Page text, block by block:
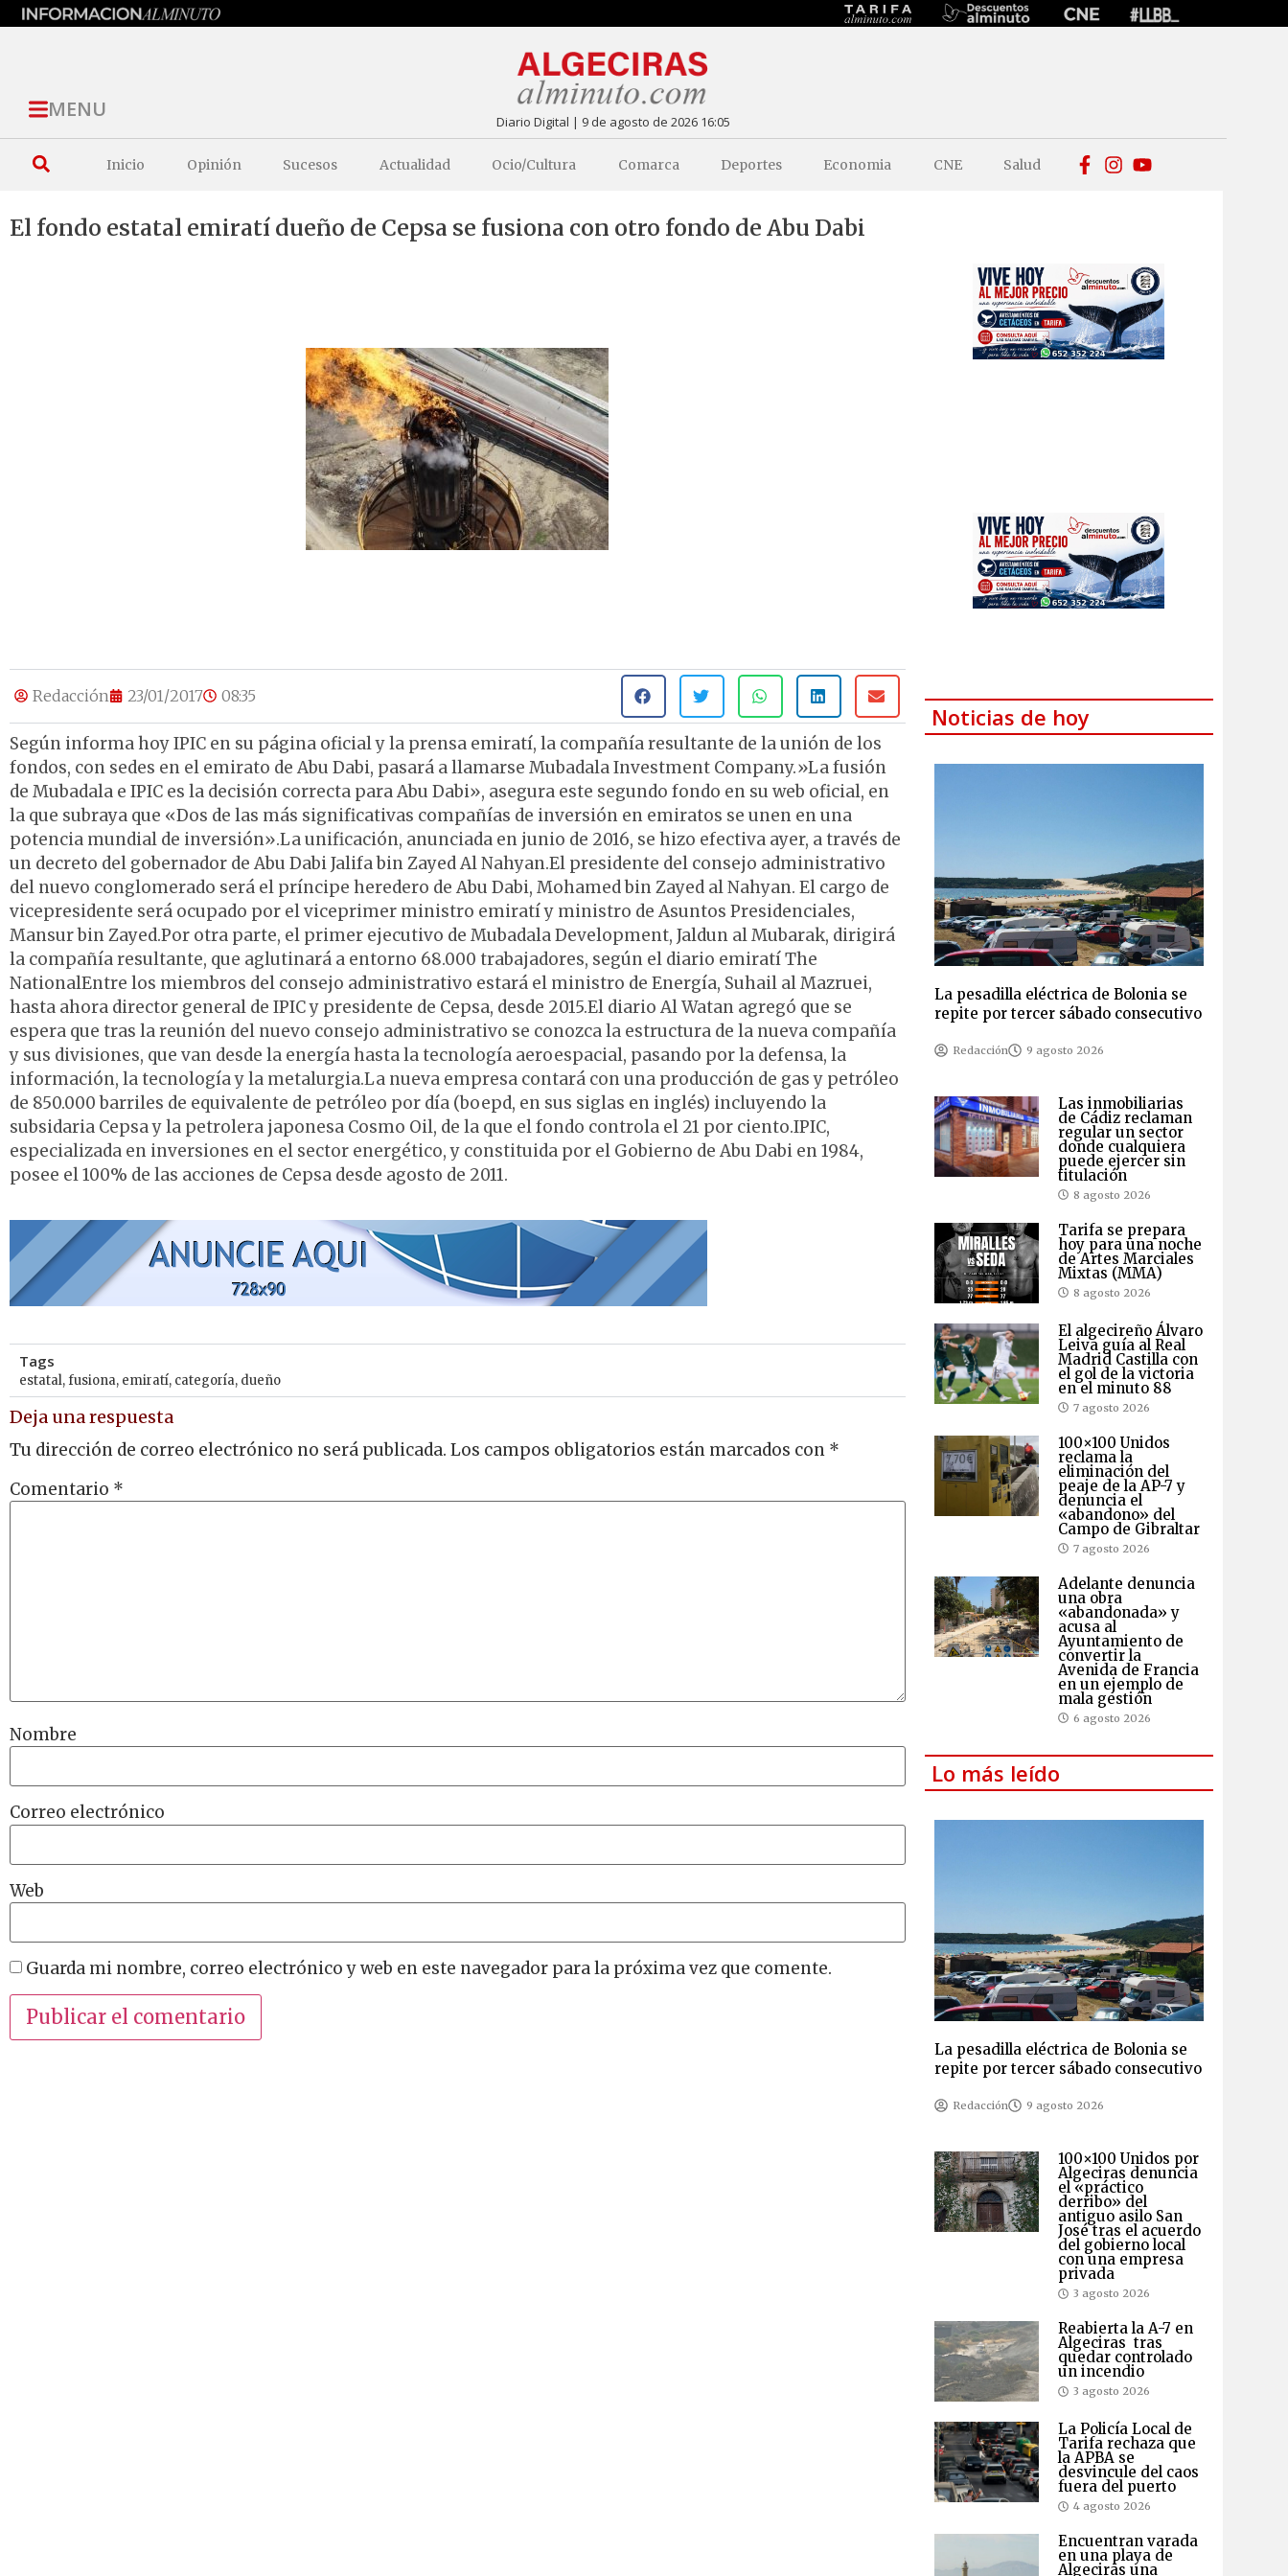
MENU Diario Digital | 9 de agosto de 2026 16:05
Inicio Opinión Sucesos Actualidad Ocio/Cultura Comarca Deportes Economia CNE Salud
El fondo estatal emiratí dueño de Cepsa se fusiona con otro fondo de Abu Dabi
Redacción 23/01/2017 08:35
Según informa hoy IPIC en su página oficial y la prensa emiratí, la compañía resultante de la unión de los
fondos, con sedes en el emirato de Abu Dabi, pasará a llamarse Mubadala Investment Company.»La fusión
de Mubadala e IPIC es la decisión correcta para Abu Dabi», asegura este segundo fondo en su web oficial, en
la que subraya que «Dos de las más significativas compañías de inversión en emiratos se unen en una
potencia mundial de inversión».La unificación, anunciada en junio de 2016, se hizo efectiva ayer, a través de
un decreto del gobernador de Abu Dabi Jalifa bin Zayed Al Nahyan.El presidente del consejo administrativo
del nuevo conglomerado será el príncipe heredero de Abu Dabi, Mohamed bin Zayed al Nahyan. El cargo de
vicepresidente será ocupado por el viceprimer ministro emiratí y ministro de Asuntos Presidenciales,
Mansur bin Zayed.Por otra parte, el primer ejecutivo de Mubadala Development, Jaldun al Mubarak, dirigirá
la compañía resultante, que aglutinará a entorno 68.000 trabajadores, según el diario emiratí The
NationalEntre los miembros del consejo administrativo estará el ministro de Energía, Suhail al Mazruei,
hasta ahora director general de IPIC y presidente de Cepsa, desde 2015.El diario Al Watan agregó que se
espera que tras la reunión del nuevo consejo administrativo se conozca la estructura de la nueva compañía
y sus divisiones, que van desde la energía hasta la tecnología aeroespacial, pasando por la defensa, la
información, la tecnología y la metalurgia.La nueva empresa contará con una producción de gas y petróleo
de 850.000 barriles de equivalente de petróleo por día (boepd, en sus siglas en inglés) incluyendo la
subsidaria Cepsa y la petrolera japonesa Cosmo Oil, de la que el fondo controla el 21 por ciento.IPIC,
especializada en inversiones en el sector energético, y constituida por el Gobierno de Abu Dabi en 1984,
posee el 100% de las acciones de Cepsa desde agosto de 2011.
Tags
estatal,fusiona, emiratí, categoría, dueño
Deja una respuesta
Tu dirección de correo electrónico no será publicada. Los campos obligatorios están marcados con *
Comentario *
Nombre
Correo electrónico
Web
Guarda mi nombre, correo electrónico y web en este navegador para la próxima vez que comente.
Noticias de hoy
La pesadilla eléctrica de Bolonia se
repite por tercer sábado consecutivo
Redacción 9 agosto 2026
Las inmobiliarias
de Cádiz reclaman
regular un sector
donde cualquiera
puede ejercer sin
titulación
8 agosto 2026
Tarifa se prepara
hoy para una noche
de Artes Marciales
Mixtas (MMA)
8 agosto 2026
El algecireño Álvaro
Leiva guía al Real
Madrid Castilla con
el gol de la victoria
en el minuto 88
7 agosto 2026
100×100 Unidos
reclama la
eliminación del
peaje de la AP-7 y
denuncia el
«abandono» del
Campo de Gibraltar
7 agosto 2026
Adelante denuncia
una obra
«abandonada» y
acusa al
Ayuntamiento de
convertir la
Avenida de Francia
en un ejemplo de
mala gestión
6 agosto 2026
Lo más leído
La pesadilla eléctrica de Bolonia se
repite por tercer sábado consecutivo
Redacción 9 agosto 2026
100×100 Unidos por
Algeciras denuncia
el «práctico
derribo» del
antiguo asilo San
José tras el acuerdo
del gobierno local
con una empresa
privada
3 agosto 2026
Reabierta la A-7 en
Algeciras tras
quedar controlado
un incendio
3 agosto 2026
La Policía Local de
Tarifa rechaza que
la APBA se
desvincule del caos
fuera del puerto
4 agosto 2026
Encuentran varada
en una playa de
Algeciras una